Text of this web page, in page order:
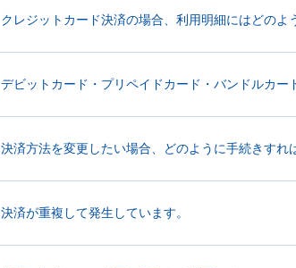
クレジットカード決済の場合、利用明細にはどのよ
デビットカード・プリペイドカード・バンドルカー
決済方法を変更したい場合、どのように手続きすれ
決済が重複して発生しています。